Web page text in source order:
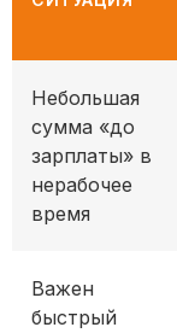
Небольшая
сумма «до
зарплаты» в
нерабочее
время
Важен
быстрый